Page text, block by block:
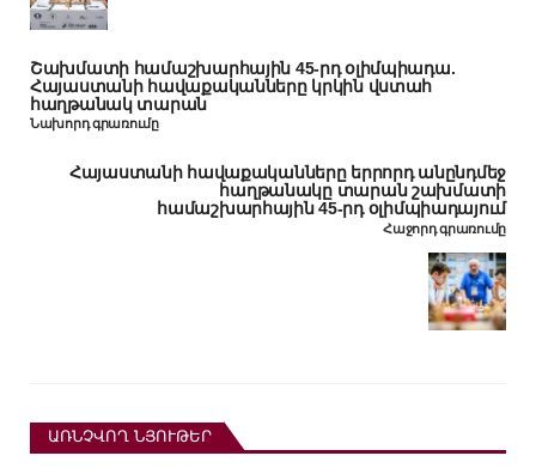
Շախմատի համաշխարհային 45-րդ օլիմպիադա.
Հայաստանի հավաքականները կրկին վստահ
հաղթանակ տարան
Նախորդ գրառումը
Հայաստանի հավաքականները երրորդ անընդմեջ
հաղթանակը տարան շախմատի
համաշխարհային 45-րդ օլիմպիադայում
Հաջորդ գրառումը
ԱՌՆՉՎՈՂ ՆՅՈՒԹԵՐ